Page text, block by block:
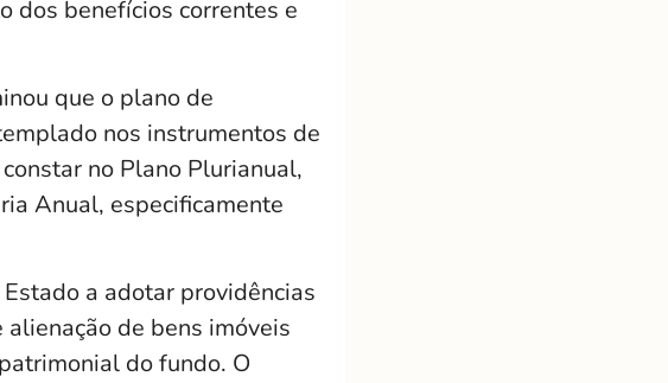
dos benefícios correntes e
que o plano de
nos instrumentos de
no Plano Plurianual,
Anual, especificamente
a adotar providências
de bens imóveis
do fundo. O